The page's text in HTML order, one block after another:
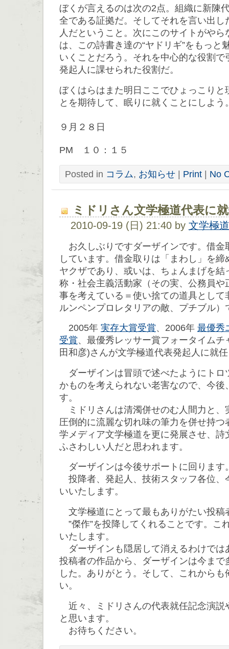
ぼくが言えるのは次の2点。組織に新陳
全である証拠だ。そしてそれを言い出し
人だということ。次にこのサイトがや
は、この詩書き達の“ヤドリギ”をもっと
いくことだろう。それを中心的な役割で
発起人に課せられた役割だ。
ぼくはらはまた明日ここでひょっこりと
とを期待して、眠りに就くことにしよう
９月２８日
PM １０：１５
Posted in コラム, お知らせ Print No
ミドリさん文学極道代表に
2010-09-19 (日) 21:40 by 文学極
お久しぶりですダーザインです。借金
しています。借金取りは「まわし」を
ヤクザであり、或いは、ちょんまげを結
称・社会主義活動家（その実、公務員や
事を考えている＝使い捨ての道具として
ルンペンプロレタリアの敵、プチブル）
2005年 実存大賞受賞、2006年 最優秀
受賞、最優秀レッサー賞フォータイム
田和彦)さんが文学極道代表発起人に就
ダーザインは冒頭で述べたようにトロ
かものを考えられない老害なので、今後
す。
ミドリさんは清濁併せのむ人間力と、
圧倒的に流麗な切れ味の筆力を併せ持つ
学メディア文学極道を更に発展させ、詩
ふさわしい人だと思われます。
ダーザインは今後サポートに回ります
投降者、発起人、技術スタッフ各位、
いいたします。
文学極道にとって最もありがたい投稿
”傑作”を投降してくれることです。こ
いたします。
ダーザインも隠居して消えるわけでは
投稿者の作品から、ダーザインは今まで
した。ありがとう。そして、これから
い。
近々、ミドリさんの代表就任記念演説
と思います。
お待ちください。